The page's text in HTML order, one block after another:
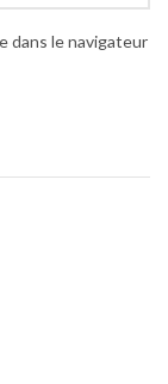
dans le navigateur